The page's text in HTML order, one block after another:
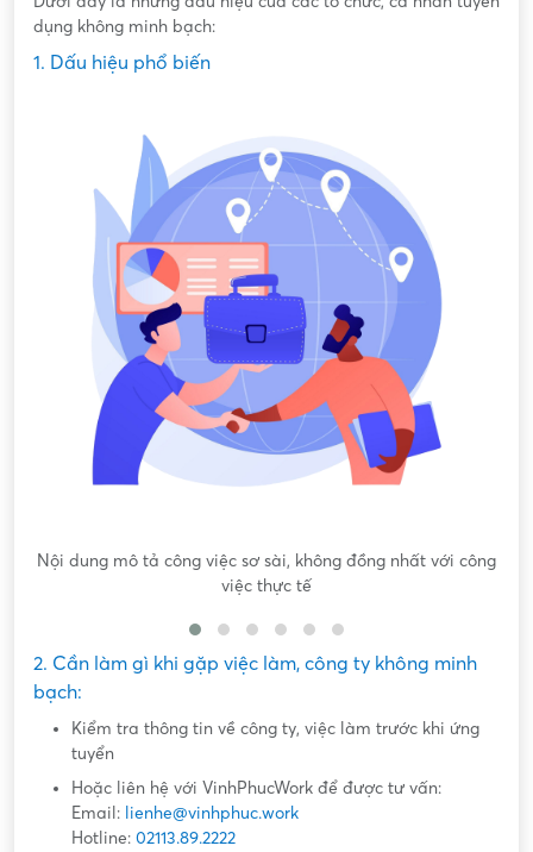
dụng không minh bạch:
1. Dấu hiệu phổ biến
Nội dung mô tả công việc sơ sài, không đồng nhất với công
việc thực tế
2. Cần làm gì khi gặp việc làm, công ty không minh
bạch:
Kiểm tra thông tin về công ty, việc làm trước khi ứng
tuyển
Hoặc liên hệ với VinhPhucWork để được tư vấn:
Email: lienhe@vinhphuc.work
Hotline: 02113.89.2222